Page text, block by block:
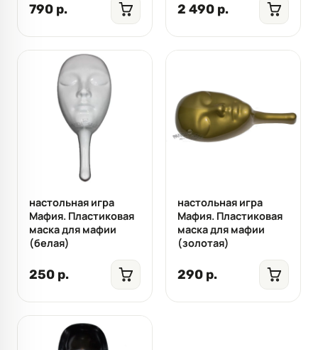
790 р. 2 490 р.
настольная игра
Мафия. Пластиковая
маска для мафии
(белая)
250 р.
настольная игра
Мафия. Пластиковая
маска для мафии
(золотая)
290 р.